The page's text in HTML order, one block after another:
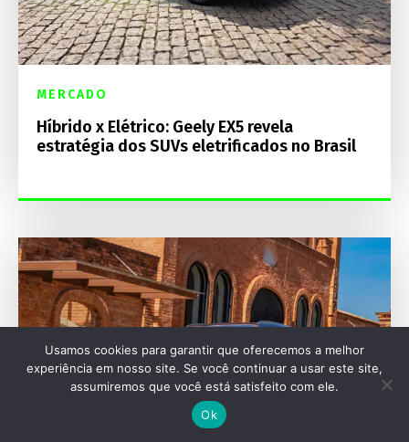
MERCADO
Híbrido x Elétrico: Geely EX5 revela
estratégia dos SUVs eletrificados no Brasil
Usamos cookies para garantir que oferecemos a melhor
experiência em nosso site. Se você continuar a usar este site,
assumiremos que você está satisfeito com ele.
Ok